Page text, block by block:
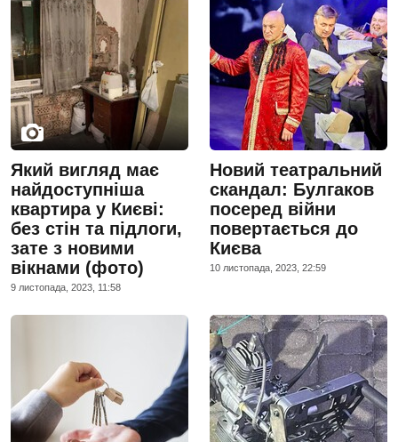
Який вигляд має
найдоступніша
квартира у Києві:
без стін та підлоги,
зате з новими
вікнами (фото)
9 листопада, 2023, 11:58
Новий театральний
скандал: Булгаков
посеред війни
повертається до
Києва
10 листопада, 2023, 22:59